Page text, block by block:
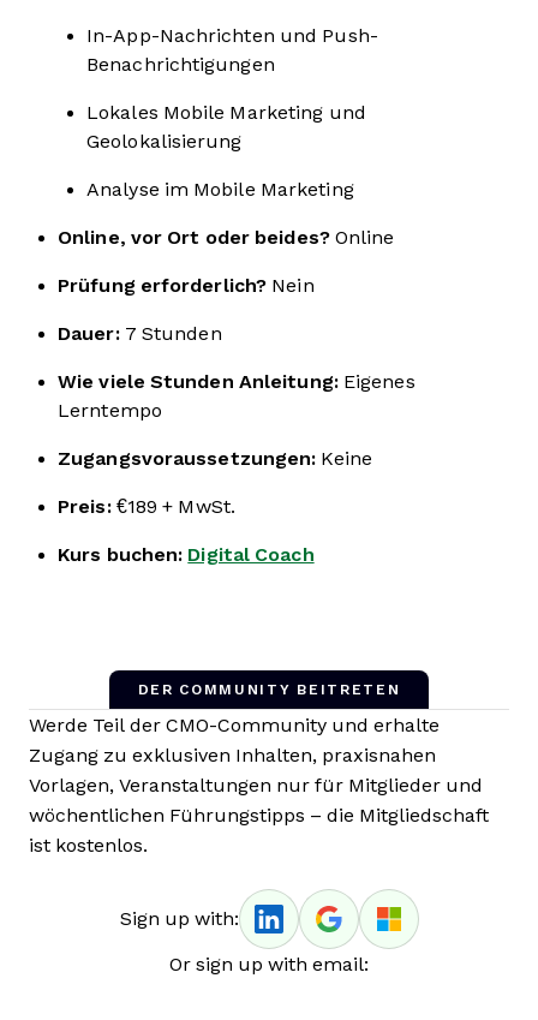
In-App-Nachrichten und Push-
Benachrichtigungen
Lokales Mobile Marketing und
Geolokalisierung
Analyse im Mobile Marketing
Online, vor Ort oder beides?Online
Prüfung erforderlich? Nein
Dauer:7 Stunden
Wie viele Stunden Anleitung:Eigenes
Lerntempo
Zugangsvoraussetzungen: Keine
Preis:€189 + MwSt.
Kurs buchen: Digital Coach
DER COMMUNITY BEITRETEN
Werde Teil der CMO-Community und erhalte
Zugang zu exklusiven Inhalten, praxisnahen
Vorlagen, Veranstaltungen nur für Mitglieder und
wöchentlichen Führungstipps – die Mitgliedschaft
ist kostenlos.
Sign up with:
Or sign up with email: